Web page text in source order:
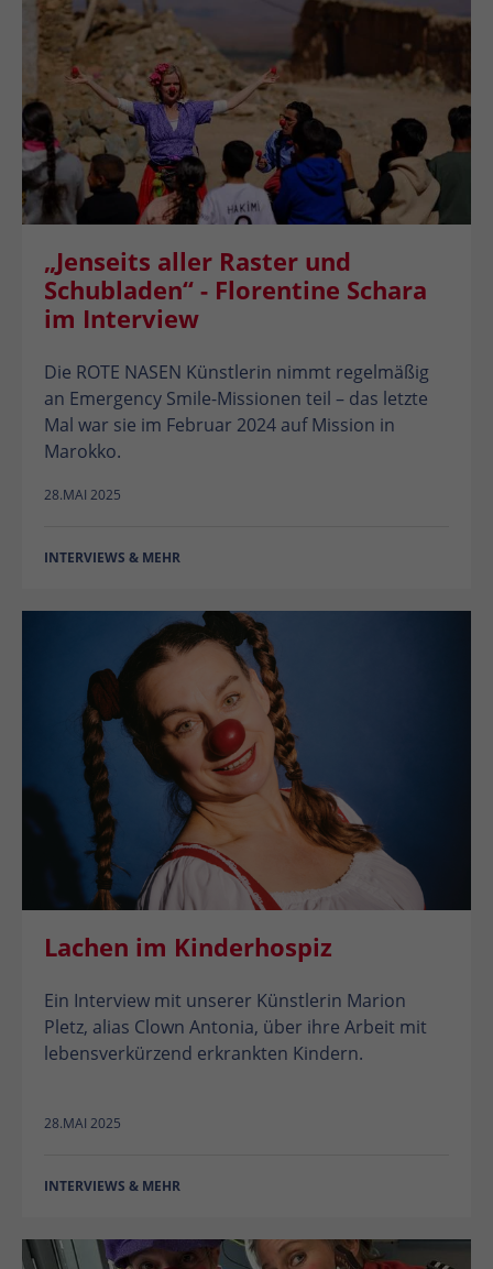
„Jenseits aller Raster und
Schubladen“ - Florentine Schara
im Interview
Die ROTE NASEN Künstlerin nimmt regelmäßig
an Emergency Smile-Missionen teil – das letzte
Mal war sie im Februar 2024 auf Mission in
Marokko.
28.MAI 2025
INTERVIEWS & MEHR
Lachen im Kinderhospiz
Ein Interview mit unserer Künstlerin Marion
Pletz, alias Clown Antonia, über ihre Arbeit mit
lebensverkürzend erkrankten Kindern.
28.MAI 2025
INTERVIEWS & MEHR